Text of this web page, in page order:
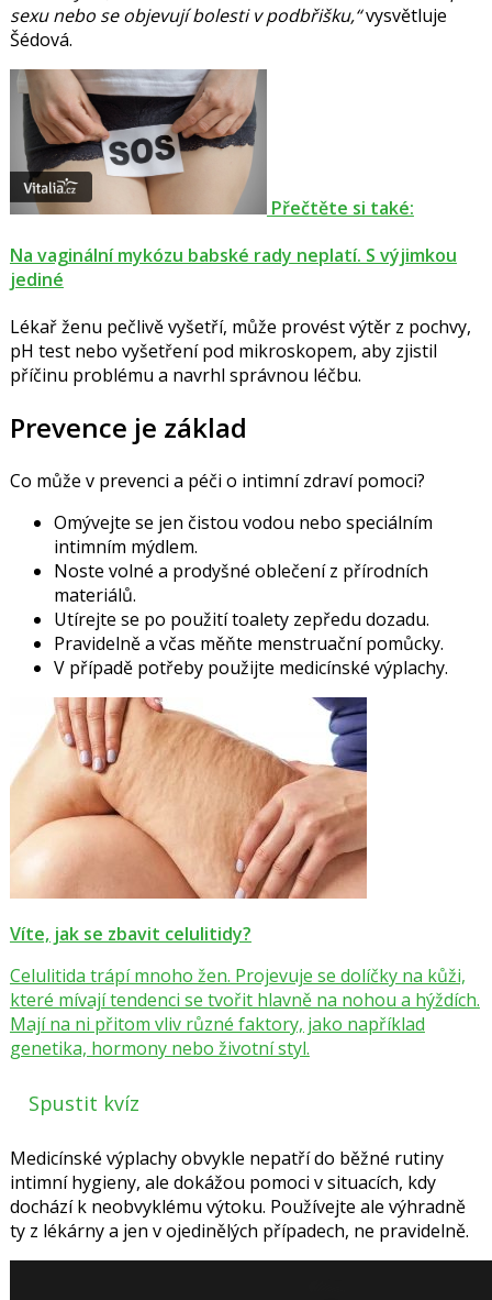
sexu nebo se objevují bolesti v podbřišku,“vysvětluje
Šédová.
Přečtěte si také:
Na vaginální mykózu babské rady neplatí. S výjimkou
jediné
Lékař ženu pečlivě vyšetří, může provést výtěr z pochvy,
pH test nebo vyšetření pod mikroskopem, aby zjistil
příčinu problému a navrhl správnou léčbu.
Prevence je základ
Co může v prevenci a péči o intimní zdraví pomoci?
Omývejte se jen čistou vodou nebo speciálním
intimním mýdlem.
Noste volné a prodyšné oblečení z přírodních
materiálů.
Utírejte se po použití toalety zepředu dozadu.
Pravidelně a včas měňte menstruační pomůcky.
V případě potřeby použijte medicínské výplachy.
Víte, jak se zbavit celulitidy?
Celulitida trápí mnoho žen. Projevuje se dolíčky na kůži,
které mívají tendenci se tvořit hlavně na nohou a hýždích.
Mají na ni přitom vliv různé faktory, jako například
genetika, hormony nebo životní styl.
Spustit kvíz
Medicínské výplachy obvykle nepatří do běžné rutiny
intimní hygieny, ale dokážou pomoci v situacích, kdy
dochází k neobvyklému výtoku. Používejte ale výhradně
ty z lékárny a jen v ojedinělých případech, ne pravidelně.